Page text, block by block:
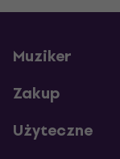
Muziker
Zakup
Użyteczne